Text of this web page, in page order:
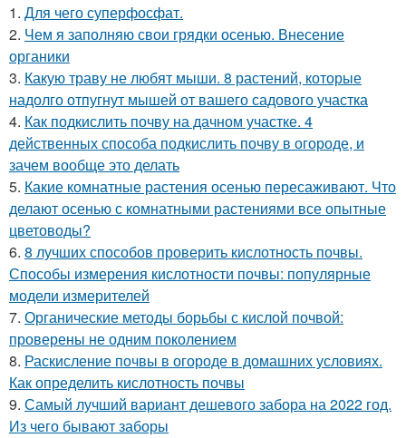
1. Для чего суперфосфат.
2. Чем я заполняю свои грядки осенью. Внесение
органики
3. Какую траву не любят мыши. 8 растений, которые
надолго отпугнут мышей от вашего садового участка
4. Как подкислить почву на дачном участке. 4
действенных способа подкислить почву в огороде, и
зачем вообще это делать
5. Какие комнатные растения осенью пересаживают. Что
делают осенью с комнатными растениями все опытные
цветоводы?
6. 8 лучших способов проверить кислотность почвы.
Способы измерения кислотности почвы: популярные
модели измерителей
7. Органические методы борьбы с кислой почвой:
проверены не одним поколением
8. Раскисление почвы в огороде в домашних условиях.
Как определить кислотность почвы
9. Самый лучший вариант дешевого забора на 2022 год.
Из чего бывают заборы